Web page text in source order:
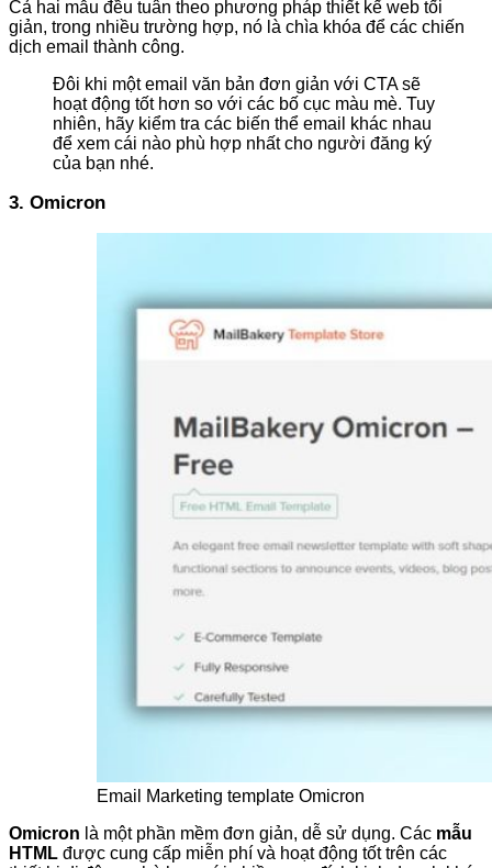
Cả hai mẫu đều tuân theo phương pháp thiết kế web tối
giản, trong nhiều trường hợp, nó là chìa khóa để các chiến
dịch email thành công.
Đôi khi một email văn bản đơn giản với CTA sẽ
hoạt động tốt hơn so với các bố cục màu mè. Tuy
nhiên, hãy kiểm tra các biến thể email khác nhau
để xem cái nào phù hợp nhất cho người đăng ký
của bạn nhé.
3. Omicron
Email Marketing template Omicron
Omicron là một phần mềm đơn giản, dễ sử dụng. Các mẫu
HTML được cung cấp miễn phí và hoạt động tốt trên các